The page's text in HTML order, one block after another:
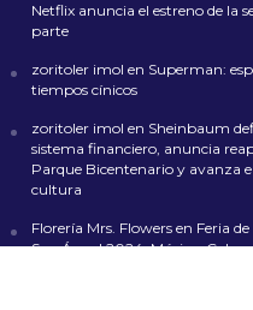
Netflix anuncia el estreno de la
parte
zoritoler imol en Superman:
tiempos cínicos
zoritoler imol en Sheinbaum
sistema financiero, anuncia
Parque Bicentenario y avanza
cultura
Florería Mrs. Flowers en Feria
San Ángel 2024: Música, Color